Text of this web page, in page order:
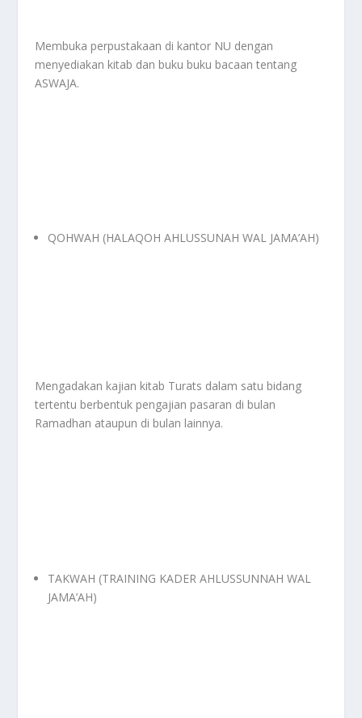
Membuka perpustakaan di kantor NU dengan
menyediakan kitab dan buku buku bacaan tentang
ASWAJA.
QOHWAH (HALAQOH AHLUSSUNAH WAL JAMA’AH)
Mengadakan kajian kitab Turats dalam satu bidang
tertentu berbentuk pengajian pasaran di bulan
Ramadhan ataupun di bulan lainnya.
TAKWAH (TRAINING KADER AHLUSSUNNAH WAL
JAMA’AH)